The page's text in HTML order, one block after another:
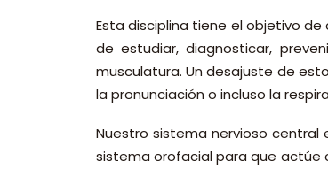
Esta disciplina tiene el objetivo
de estudiar, diagnosticar,
musculatura. Un desajuste de
la pronunciación o incluso la
Nuestro sistema nervioso central
sistema orofacial para que actúe